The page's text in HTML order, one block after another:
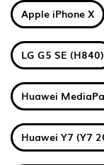
Apple iPhone X
LG G5 SE (H840)
Huawei
Huawei Y7 (Y7